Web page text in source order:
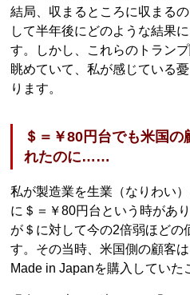
結局、収まるところに収まる
して半年後にどのような結果
す。しかし、これらのトラン
眺めていて、私が感じている
ります。
＄＝￥80円台でも米国の
れたのに……
私が製造業を生業（なりわい
に＄＝￥80円台という時があ
が＄に対して今の2倍弱ほどの
す。その当時、米国側の顧客
Made in Japanを購入していた